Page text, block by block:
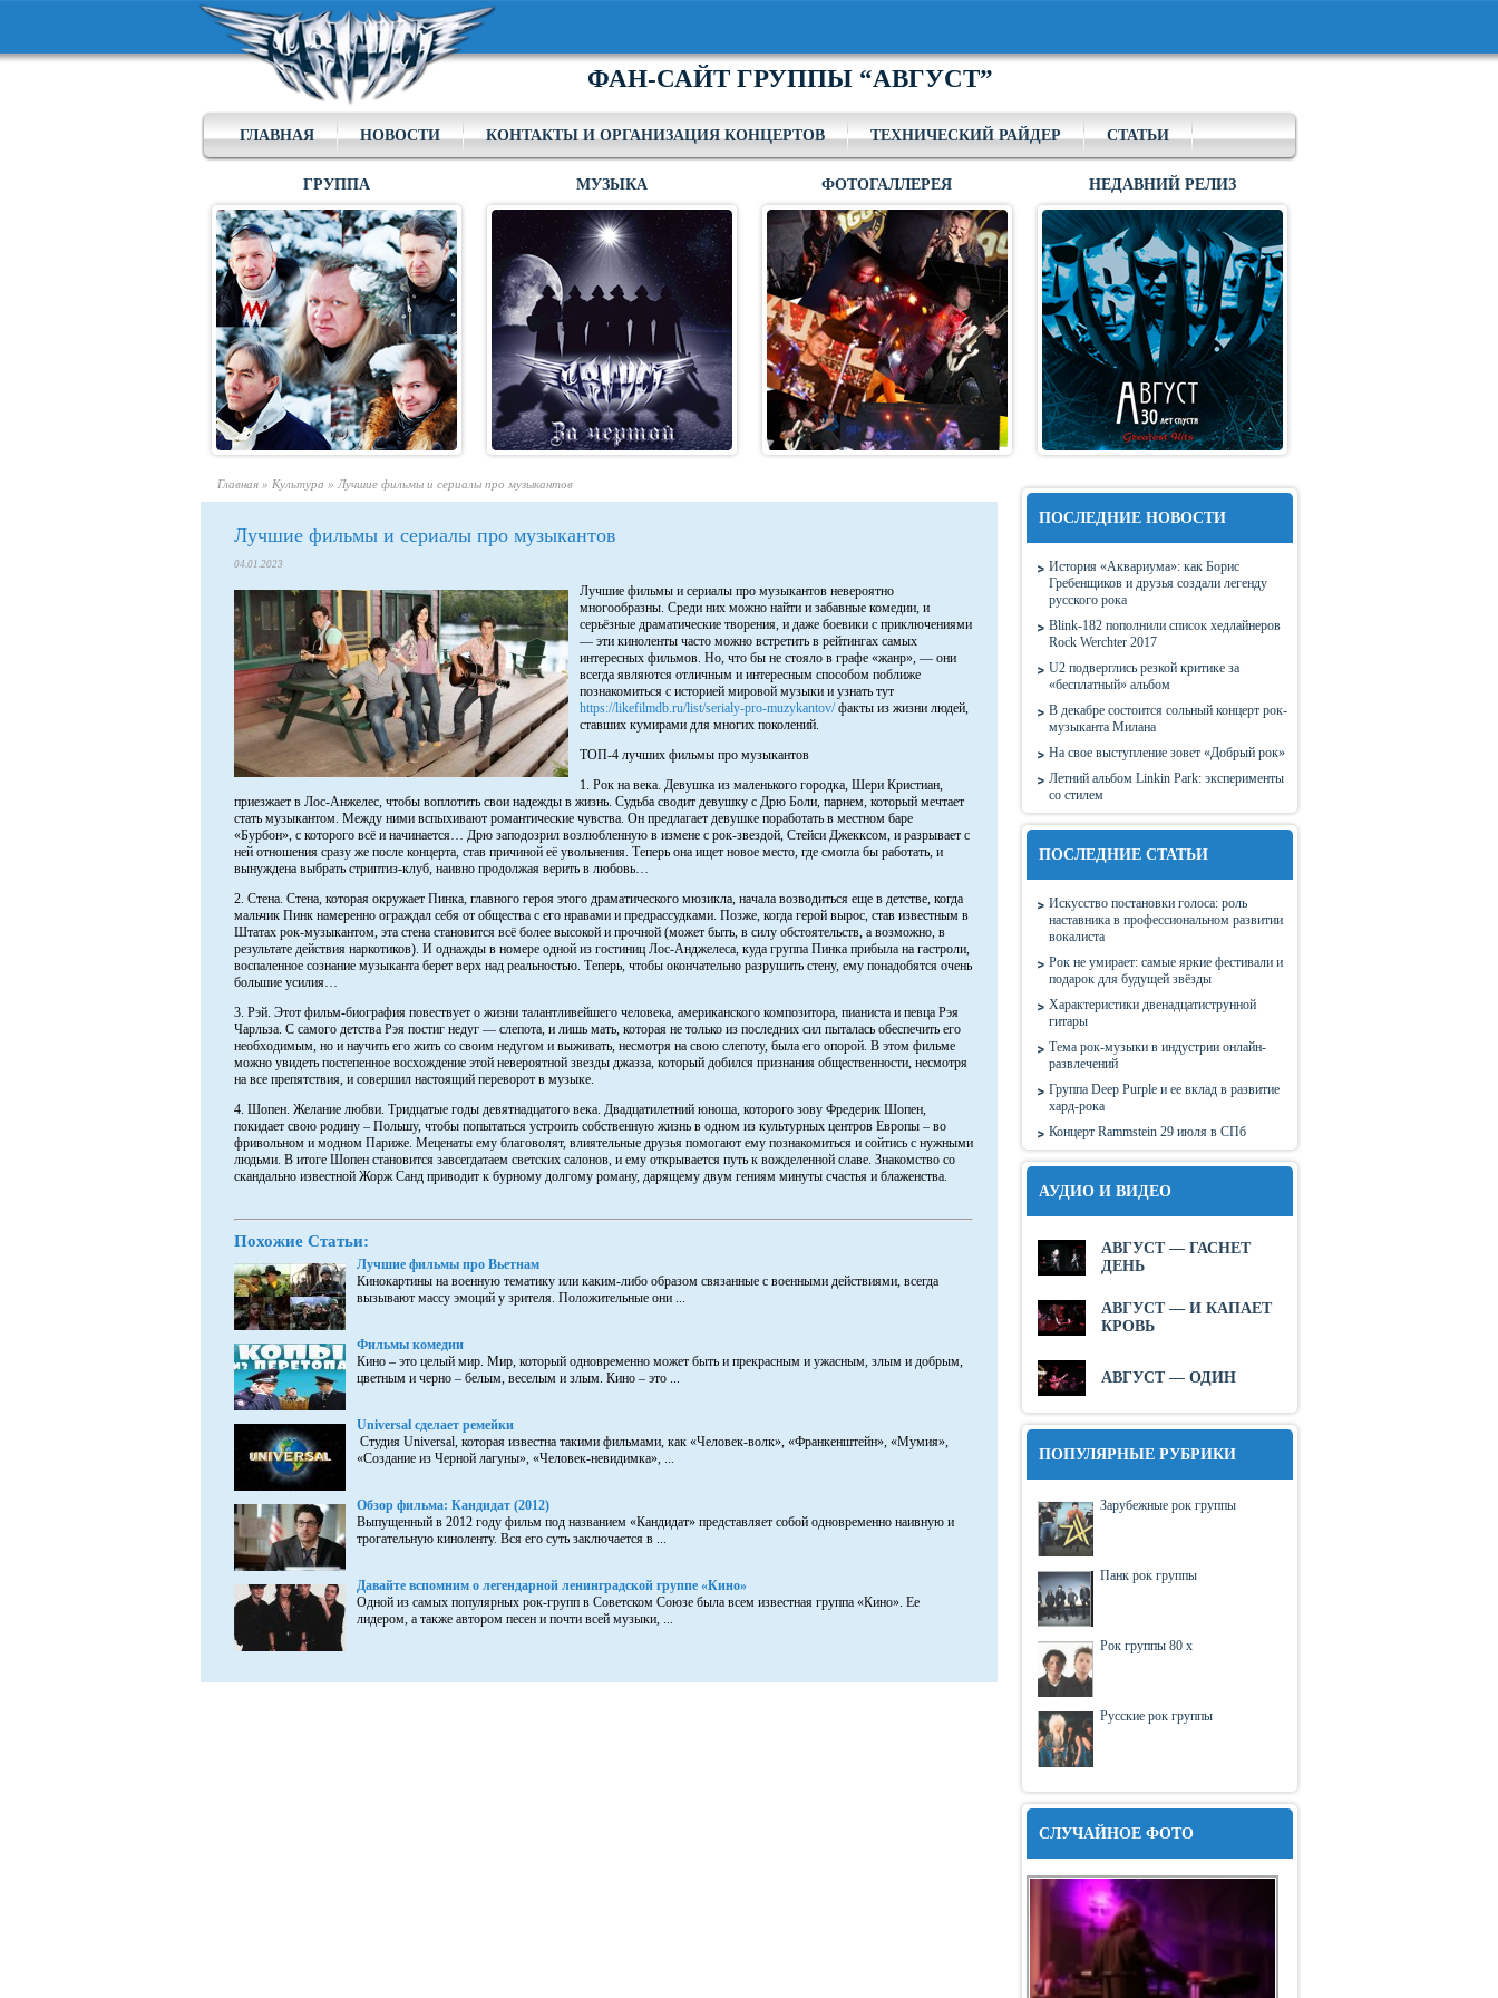
ФАН-САЙТ ГРУППЫ “АВГУСТ”
ГЛАВНАЯ НОВОСТИ КОНТАКТЫ И ОРГАНИЗАЦИЯ КОНЦЕРТОВ ТЕХНИЧЕСКИЙ РАЙДЕР СТАТЬИ
ГРУППА МУЗЫКА ФОТОГАЛЛЕРЕЯ НЕДАВНИЙ РЕЛИЗ
Главная » Культура » Лучшие фильмы и сериалы про музыкантов
Лучшие фильмы и сериалы про музыкантов
04.01.2023
Лучшие фильмы и сериалы про музыкантов невероятно
многообразны. Среди них можно найти и забавные комедии, и
серьёзные драматические творения, и даже боевики с приключениями
— эти киноленты часто можно встретить в рейтингах самых
интересных фильмов. Но, что бы не стояло в графе «жанр», — они
всегда являются отличным и интересным способом поближе
познакомиться с историей мировой музыки и узнать тут
https://likefilmdb.ru/list/serialy-pro-muzykantov/факты из жизни людей,
ставших кумирами для многих поколений.
ТОП-4 лучших фильмы про музыкантов
1. Рок на века. Девушка из маленького городка, Шери Кристиан,
приезжает в Лос-Анжелес, чтобы воплотить свои надежды в жизнь. Судьба сводит девушку с Дрю Боли, парнем, который мечтает
стать музыкантом. Между ними вспыхивают романтические чувства. Он предлагает девушке поработать в местном баре
«Бурбон», с которого всё и начинается… Дрю заподозрил возлюбленную в измене с рок-звездой, Стейси Джекксом, и разрывает с
ней отношения сразу же после концерта, став причиной её увольнения. Теперь она ищет новое место, где смогла бы работать, и
вынуждена выбрать стриптиз-клуб, наивно продолжая верить в любовь…
2. Стена. Стена, которая окружает Пинка, главного героя этого драматического мюзикла, начала возводиться еще в детстве, когда
мальчик Пинк намеренно ограждал себя от общества с его нравами и предрассудками. Позже, когда герой вырос, став известным в
Штатах рок-музыкантом, эта стена становится всё более высокой и прочной (может быть, в силу обстоятельств, а возможно, в
результате действия наркотиков). И однажды в номере одной из гостиниц Лос-Анджелеса, куда группа Пинка прибыла на гастроли,
воспаленное сознание музыканта берет верх над реальностью. Теперь, чтобы окончательно разрушить стену, ему понадобятся очень
большие усилия…
3. Рэй. Этот фильм-биография повествует о жизни талантливейшего человека, американского композитора, пианиста и певца Рэя
Чарльза. С самого детства Рэя постиг недуг — слепота, и лишь мать, которая не только из последних сил пыталась обеспечить его
необходимым, но и научить его жить со своим недугом и выживать, несмотря на свою слепоту, была его опорой. В этом фильме
можно увидеть постепенное восхождение этой невероятной звезды джазза, который добился признания общественности, несмотря
на все препятствия, и совершил настоящий переворот в музыке.
4. Шопен. Желание любви. Тридцатые годы девятнадцатого века. Двадцатилетний юноша, которого зову Фредерик Шопен,
покидает свою родину – Польшу, чтобы попытаться устроить собственную жизнь в одном из культурных центров Европы – во
фривольном и модном Париже. Меценаты ему благоволят, влиятельные друзья помогают ему познакомиться и сойтись с нужными
людьми. В итоге Шопен становится завсегдатаем светских салонов, и ему открывается путь к вожделенной славе. Знакомство со
скандально известной Жорж Санд приводит к бурному долгому роману, дарящему двум гениям минуты счастья и блаженства.
Похожие Статьи:
Лучшие фильмы про Вьетнам
Кинокартины на военную тематику или каким-либо образом связанные с военными действиями, всегда
вызывают массу эмоций у зрителя. Положительные они ...
Фильмы комедии
Кино – это целый мир. Мир, который одновременно может быть и прекрасным и ужасным, злым и добрым,
цветным и черно – белым, веселым и злым. Кино – это ...
Universal сделает ремейки
Cтудия Universal, которая известна такими фильмами, как «Человек-волк», «Франкенштейн», «Мумия»,
«Создание из Черной лагуны», «Человек-невидимка», ...
Обзор фильма: Кандидат (2012)
Выпущенный в 2012 году фильм под названием «Кандидат» представляет собой одновременно наивную и
трогательную киноленту. Вся его суть заключается в ...
Давайте вспомним о легендарной ленинградской группе «Кино»
Одной из самых популярных рок-групп в Советском Союзе была всем известная группа «Кино». Ее
лидером, а также автором песен и почти всей музыки, ...
ПОСЛЕДНИЕ НОВОСТИ
История «Аквариума»: как Борис
Гребенщиков и друзья создали легенду
русского рока
Blink-182 пополнили список хедлайнеров
Rock Werchter 2017
U2 подверглись резкой критике за
«бесплатный» альбом
В декабре состоится сольный концерт рок-
музыканта Милана
На свое выступление зовет «Добрый рок»
Летний альбом Linkin Park: эксперименты
со стилем
ПОСЛЕДНИЕ СТАТЬИ
Искусство постановки голоса: роль
наставника в профессиональном развитии
вокалиста
Рок не умирает: самые яркие фестивали и
подарок для будущей звёзды
Характеристики двенадцатиструнной
гитары
Тема рок-музыки в индустрии онлайн-
развлечений
Группа Deep Purple и ее вклад в развитие
хард-рока
Концерт Rammstein 29 июля в СПб
АУДИО И ВИДЕО
АВГУСТ — ГАСНЕТ
ДЕНЬ
АВГУСТ — И КАПАЕТ
КРОВЬ
АВГУСТ — ОДИН
ПОПУЛЯРНЫЕ РУБРИКИ
Зарубежные рок группы
Панк рок группы
Рок группы 80 х
Русские рок группы
СЛУЧАЙНОЕ ФОТО